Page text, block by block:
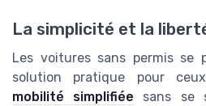
La simplicité et la
Les voitures sans permis se
solution pratique pour
mobilité simplifiée sans se